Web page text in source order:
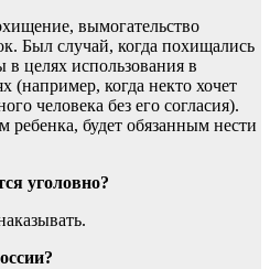
вымогательство
Был случай, когда похищались
в целях использования в
(например, когда некто хочет
человека без его согласия).
ребенка, будет обязанным нести
уголовно?